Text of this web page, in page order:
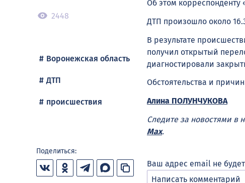
2448
Воронежская область
ДТП
происшествия
Поделиться:
Об этом корреспонденту
ДТП произошло около
В результате
получил открытый
диагностировали
Обстоятельства и
Алина ПОЛУНЧУКОВА
Следите за новостями в
Max.
Ваш адрес email не